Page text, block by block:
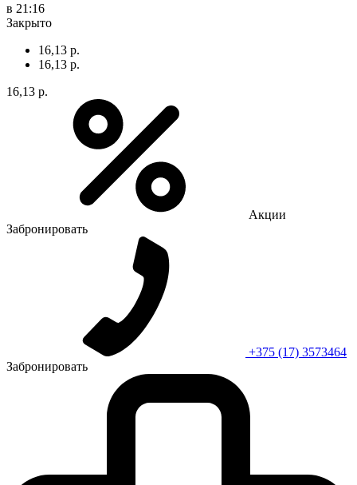
в 21:16
Закрыто
16,13 р.
16,13 р.
16,13 р.
Акции
Забронировать
+375 (17) 3573464
Забронировать